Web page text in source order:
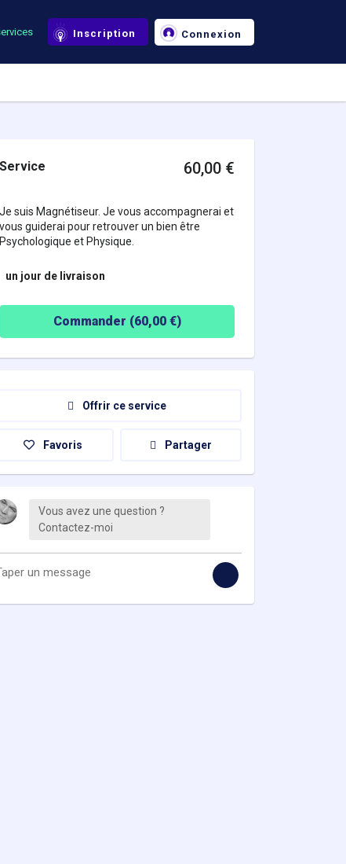
Inscription Connexion
Service 60,00 €
Je suis Magnétiseur. Je vous accompagnerai et
vous guiderai pour retrouver un bien être
Psychologique et Physique.
un jour de livraison
Commander (60,00€)
Offrir ce service
Favoris Partager
Vous avez une question ?
Contactez-moi